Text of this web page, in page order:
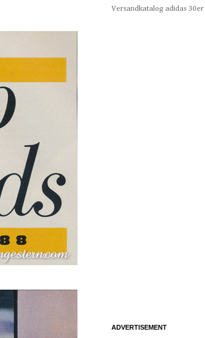
Versandkatalog adidas 30er
ADVERTISEMENT